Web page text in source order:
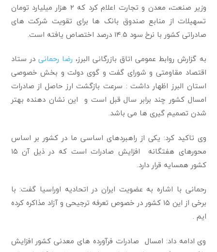
وزیر صنعت، معدن و تجارت اعلام کرد که ۲ هزار میلیارد تومان
تسهیلات از منابع صندوق بانک ها برای تقویت شرکت های
صادراتی کشور با نرخ سود ۱۴.۵ درصد اختصاص یافته است.
به گزارش روابط عمومی اتاق بازرگانی البرز، رضا رحمانی در ستاد
اقتصاد مقاومتی و شورای گفت و گوی دولت و بخش خصوصی
استان البرز اظهار داشت : سرعت بازگشت ارز حاصل از صادرات
امسال کشور چند برابر سال قبل است و این نشان دهنده بهتر
شدن تصمیم گیری ها می باشد.
وی تاکید کرد: یکی از راهبردهای اساسی ما در کشور بر اساس
محورهای هفتگانه افزایش صادرات است که در ذیل آن ۱۵
کشور همسایه قرار دارد.
رحمانی با اشاره به عضویت ایران در اتحادیه اوراسیا گفت: با
برخی از این ۱۵ کشور در خصوص تعرفه ترجیحی و آزاد مذاکره کرده
ایم .
وی ادامه داد: امسال صادرات فرآورده های معدنی کشور افزایش